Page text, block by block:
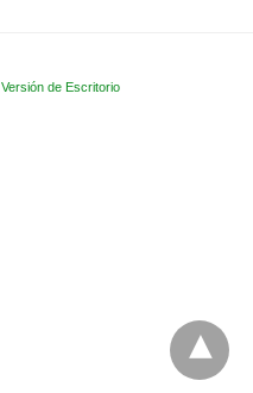
Versión de Escritorio